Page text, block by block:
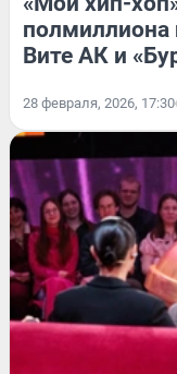
полмиллиона
Вите АК и
28 февраля, 2026, 17:30